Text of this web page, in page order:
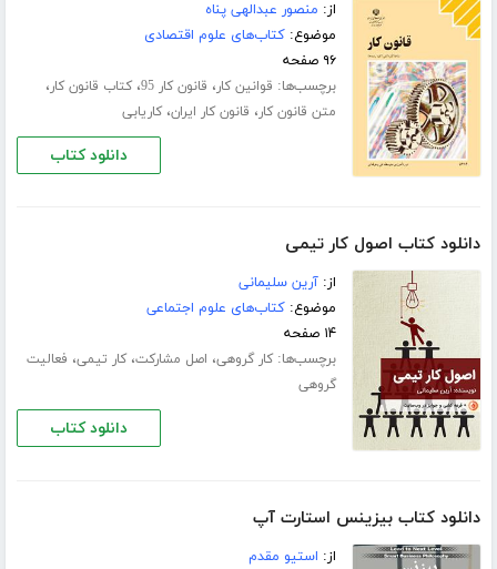
از: منصور عبدالهی پناه
موضوع:کتاب‌های علوم اقتصادی
۹۶ صفحه
برچسب‌ها: قوانین کار، قانون کار 95 ،کتاب قانون کار،
متن قانون کار، قانون کار ایران،کاریابی
دانلود کتاب
دانلود کتاب اصول کار تیمی
از:آرین سلیمانی
موضوع:کتاب‌های علوم اجتماعی
۱۴ صفحه
برچسب‌ها:کار گروهی، اصل مشارکت،کار تیمی، فعالیت
گروهی
دانلود کتاب
دانلود کتاب بیزینس استارت آپ
از: استیو مقدم